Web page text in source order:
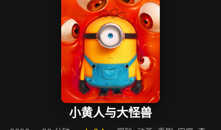
小黄人与大怪兽